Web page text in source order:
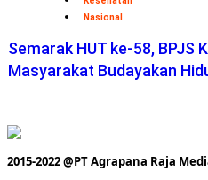
Nasional
Semarak HUT ke-58, BPJS
Masyarakat Budayakan
2015-2022 @PT Agrapana Raja